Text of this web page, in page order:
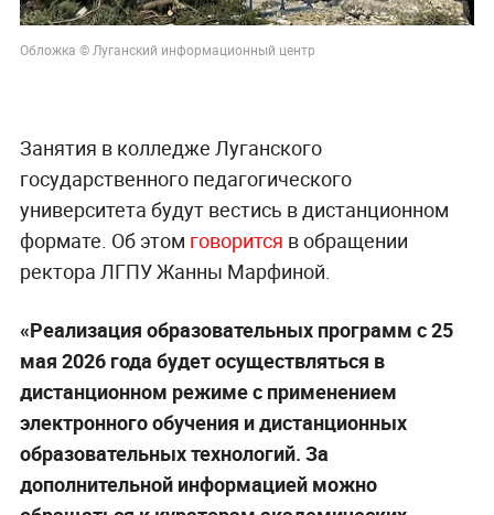
Обложка © Луганский информационный центр
Занятия в колледже Луганского
государственного педагогического
университета будут вестись в дистанционном
формате. Об этом говорится в обращении
ректора ЛГПУ Жанны Марфиной.
«Реализация образовательных программ с 25
мая 2026 года будет осуществляться в
дистанционном режиме с применением
электронного обучения и дистанционных
образовательных технологий. За
дополнительной информацией можно